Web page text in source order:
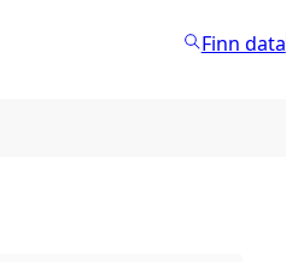
Finn data